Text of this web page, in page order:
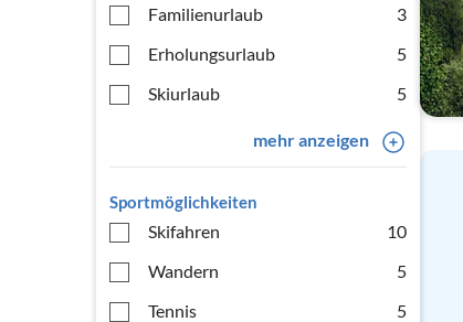
Familienurlaub
3
Erholungsurlaub
5
Skiurlaub
5
mehr anzeigen
Sportmöglichkeiten
Skifahren
10
Wandern
5
Tennis
5